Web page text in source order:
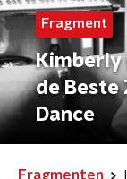
Fragment
Kimberly
de Beste
Dance
Fragmenten